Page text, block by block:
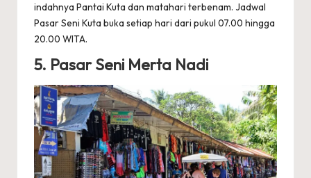
indahnya Pantai Kuta dan matahari terbenam. Jadwal
Pasar Seni Kuta buka setiap hari dari pukul 07.00 hingga
20.00 WITA.
5. Pasar Seni Merta Nadi